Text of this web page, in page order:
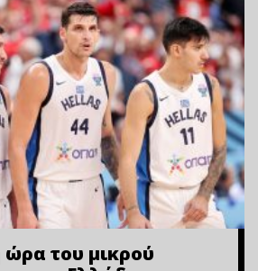
ώρα του μικρού